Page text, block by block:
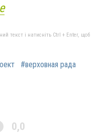
текст і натисніть Ctrl + Enter, щоб
#верховная рада
0,0